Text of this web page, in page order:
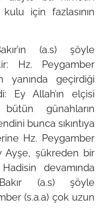
için fazlasının
(a.s) şöyle
Hz. Peygamber
yanında geçirdiği
Ey Allah’ın elçisi
günahların
bunca sıkıntıya
Hz. Peygamber
Ayşe, şükreden bir
devamında
(a.s) şöyle
(s.a.a) çok uzun